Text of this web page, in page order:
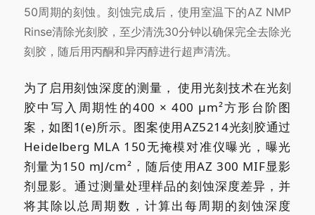
50周期的刻蚀。刻蚀完成后，使用室温下的AZ NMP
Rinse清除光刻胶，至少清洗30分钟以确保完全去除光
刻胶，随后用丙酮和异丙醇进行超声清洗。
为了启用刻蚀深度的测量， 使用光刻技术在光刻
胶中写入周期性的400 × 400 μm²方形台阶图
案，如图1(e)所示。图案使用AZ5214光刻胶通过
Heidelberg MLA 150无掩模对准仪曝光，曝光
剂量为150 mJ/cm²，随后使用AZ 300 MIF显影
剂显影。通过测量处理样品的刻蚀深度差异，并
将其除以总周期数，计算出每周期的刻蚀深度